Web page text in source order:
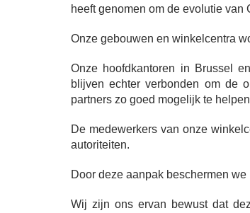
heeft genomen om de evolutie
Onze gebouwen en winkelcentra
Onze hoofdkantoren in Brussel
blijven echter verbonden om de
partners zo goed mogelijk te
De medewerkers van onze
autoriteiten.
Door deze aanpak beschermen
Wij zijn ons ervan bewust dat